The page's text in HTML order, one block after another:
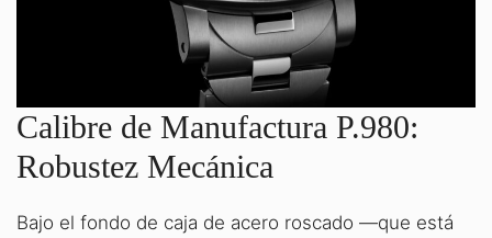
Calibre de Manufactura P.980:
Robustez Mecánica
Bajo el fondo de caja de acero roscado —que está